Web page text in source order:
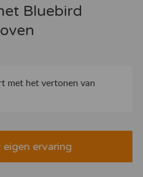
Bluebird
met het vertonen van
ervaring